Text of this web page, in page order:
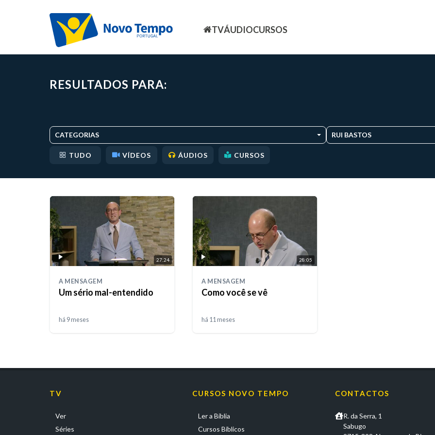
TVÁUDIOCURSOS
RESULTADOS PARA:
CATEGORIAS RUI BASTOS
TUDO VÍDEOS ÁUDIOS CURSOS
27:24
A MENSAGEM
Um sério mal-entendido
há 9 meses
28:05
A MENSAGEM
Como você se vê
há 11 meses
TV
Ver
Séries
CURSOS NOVO TEMPO
Ler a Bíblia
Cursos Bíblicos
CONTACTOS
R. da Serra, 1
Sabugo